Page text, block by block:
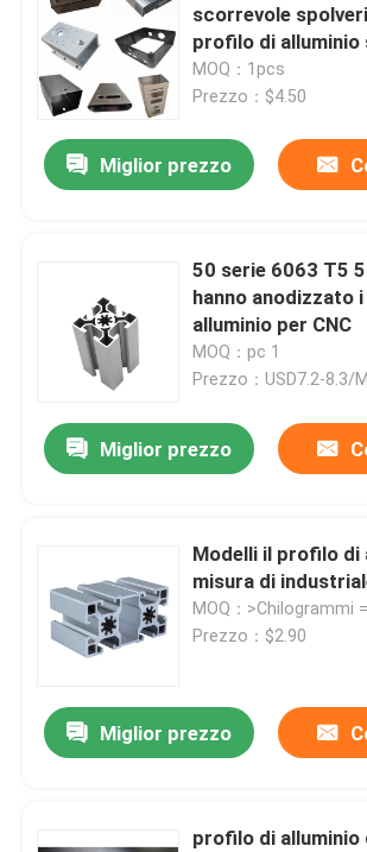
scorrevole
profilo di alluminio
rivestito
MOQ：1pcs
Prezzo：$4.50
Miglior prezzo
50 serie 6063 T5
hanno anodizzato
alluminio per CNC
MOQ：pc 1
Prezzo：USD7.2-8.3/
Miglior prezzo
Modelli il profilo di
misura di
MOQ：>Chilogrammi
Prezzo：$2.90
Miglior prezzo
profilo di alluminio